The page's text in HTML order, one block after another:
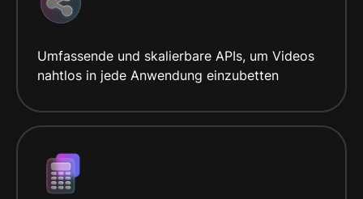
Umfassende und skalierbare APIs, um Videos
nahtlos in jede Anwendung einzubetten